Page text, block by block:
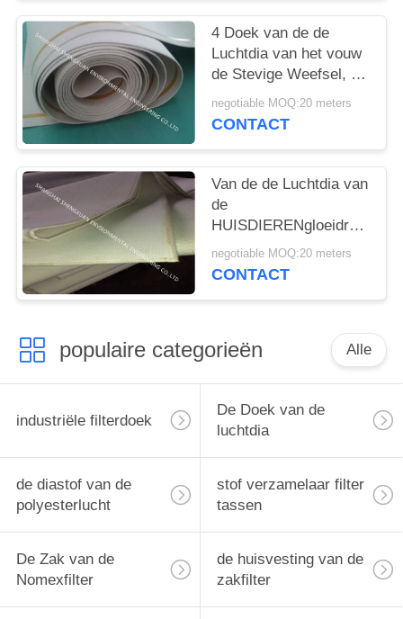
4 Doek van de de
Luchtdia van het vouw
de Stevige Weefsel, 4-
8 van mm de Riemstof
Dikte voor Cementsilo
negotiable MOQ:20 meters
CONTACT
Van de de Luchtdia van
de
HUISDIERENgloeidraad
Doek 270mm Breedte
voor Silovrachtwagen
negotiable MOQ:20 meters
CONTACT
populaire categorieën Alle
industriële filterdoek
De Doek van de
luchtdia
de diastof van de
polyesterlucht
stof verzamelaar filter
tassen
De Zak van de
Nomexfilter
de huisvesting van de
zakfilter